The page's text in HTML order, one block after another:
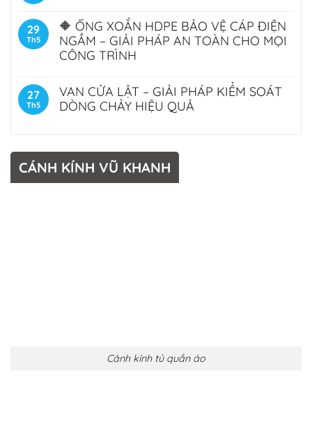
29
Th5
🔶 ỐNG XOẮN HDPE BẢO VỆ CÁP ĐIỆN
NGẦM – GIẢI PHÁP AN TOÀN CHO MỌI
CÔNG TRÌNH
27
Th5
VAN CỬA LẬT – GIẢI PHÁP KIỂM SOÁT
DÒNG CHẢY HIỆU QUẢ
CÁNH KÍNH VŨ KHANH
Cánh kính tủ quần áo